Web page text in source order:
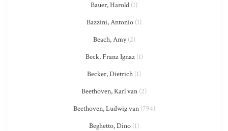
Bauer, Harold (1)
Bazzini, Antonio (1)
Beach, Amy(2)
Beck, Franz Ignaz(1)
Becker, Dietrich (1)
Beethoven, Karl van (2)
Beethoven, Ludwig van(794)
Beghetto, Dino (1)